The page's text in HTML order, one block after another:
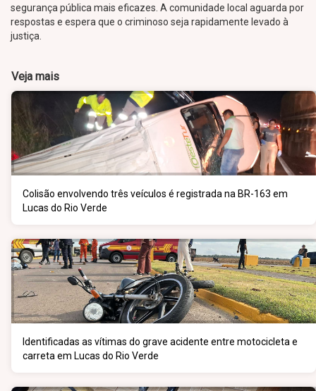
segurança pública mais eficazes. A comunidade local aguarda por
respostas e espera que o criminoso seja rapidamente levado à
justiça.
Veja mais
Colisão envolvendo três veículos é registrada na BR-163 em
Lucas do Rio Verde
Identificadas as vítimas do grave acidente entre motocicleta e
carreta em Lucas do Rio Verde